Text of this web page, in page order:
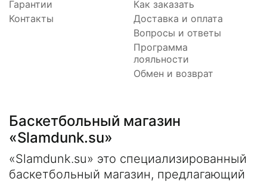
Гарантии
Контакты
Как заказать
Доставка и оплата
Вопросы и ответы
Программа
лояльности
Обмен и возврат
Баскетбольный магазин
«Slamdunk.su»
«Slamdunk.su» это специализированный
баскетбольный магазин, предлагающий